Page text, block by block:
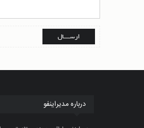
درباره مدیراینفو